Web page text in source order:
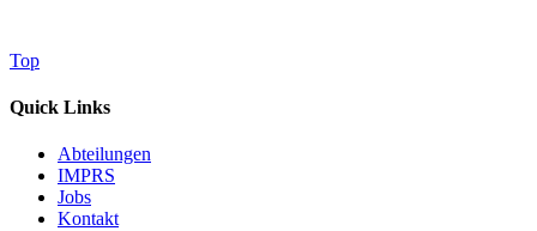
Top
Quick Links
Abteilungen
IMPRS
Jobs
Kontakt